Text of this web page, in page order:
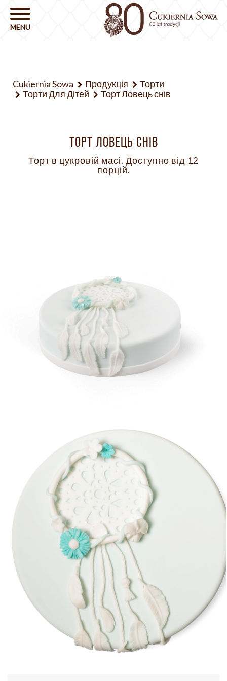
Cukiernia Sowa Продукція
Торти
Торти Для Дітей
Торт Ловець снів
ТОРТ ЛОВЕЦЬ СНІВ
Торт в цукровій масі. Доступно від 12
порцій.